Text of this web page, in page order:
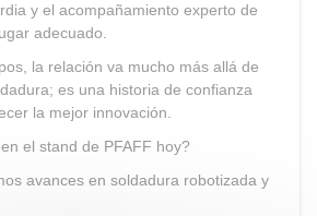
y el acompañamiento experto de
adecuado.
la relación va mucho más allá de
es una historia de confianza
la mejor innovación.
el stand de PFAFF hoy?
avances en soldadura robotizada y